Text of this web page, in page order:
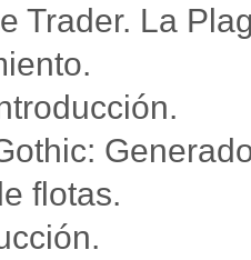
Trader. La
flotas.